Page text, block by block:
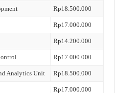
Rp18.500.000
Rp17.000.000
Rp14.200.000
Rp17.000.000
Analytics Unit Rp18.500.000
Rp17.000.000